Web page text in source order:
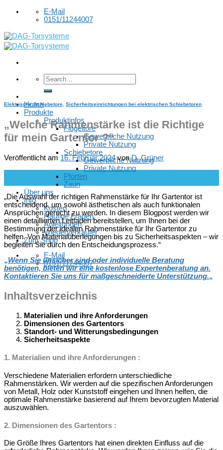
Skip
E-Mail
0151/11244007
Home
Produkte
Produktinfos
Flügeltore
Gewerbliche Nutzung
Private Nutzung
Schiebetore
Gewerbliche Nutzung
Private Nutzung
Pforten
Zaun
Über uns
Info
Kosten
Häufige Fragen
Anleitungen
Wiederverkäufer
Zum Shop
E-Mail
0151/11244007
Elektrische Schiebetore Sicherheitseinrichtungen bei elektrischen Schiebetoren
„Welche Rahmenstärke ist die Richtige
für mein Gartentor ?“
Veröffentlicht am 16. Februar 2024vonD. Grüner
„Die Auswahl der richtigen Rahmenstärke für Ihr Gartentor ist
entscheidend, um sowohl ästhetischen als auch funktionalen
Ansprüchen gerecht zu werden. In diesem Blogpost werden wir
einen detaillierten Leitfaden bereitstellen, um Ihnen bei der
Bestimmung der idealen Rahmenstärke für Ihr Gartentor zu
helfen. Von Materialüberlegungen bis zu Sicherheitsaspekten – wir
begleiten Sie durch den Entscheidungsprozess.“
„Wenn Sie unsicher sind oder individuelle Beratung
benötigen, bieten wir eine kostenlose Expertenberatung an.
Kontaktieren Sie uns für maßgeschneiderte Unterstützung.„
Inhaltsverzeichnis
Materialien und ihre Anforderungen
Dimensionen des Gartentors
Standort- und Witterungsbedingungen
Sicherheitsaspekte
1. Materialien und ihre Anforderungen :
Verschiedene Materialien erfordern unterschiedliche
Rahmenstärken. Wir werden auf die spezifischen Anforderungen
von Metall, Holz oder Kunststoff eingehen und Ihnen helfen, die
optimale Rahmenstärke basierend auf Ihrem bevorzugten Material
auszuwählen.
2. Dimensionen des Gartentors :
Die Größe Ihres Gartentors hat einen direkten Einfluss auf die